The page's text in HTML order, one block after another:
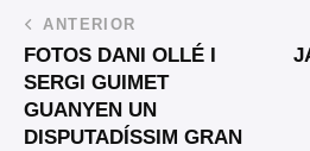
ANTERIOR
FOTOS DANI OLLÉ I
SERGI GUIMET
GUANYEN UN
DISPUTADÍSSIM GRAN